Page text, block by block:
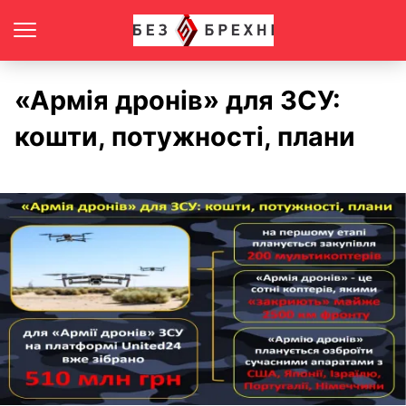
«Армія дронів» для ЗСУ:
кошти, потужності, плани